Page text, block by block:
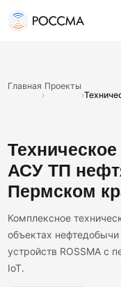
Главная
›
Проекты
›
АСУ ТП
Пермском
Комплексное
объектах
устройств ROSSMA с
IoT.